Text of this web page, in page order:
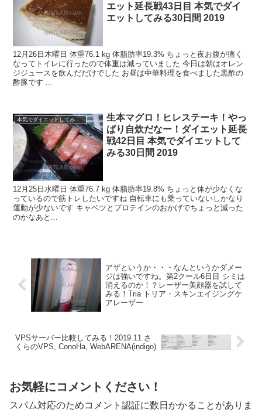
エット延長戦43日目 本気でダイ
エットしてみる30日間 2019
12月26日木曜日 体重76.1 kg 体脂肪率19.3% ちょっと夜お腹が痛く
なってトイレに行ったので体重は減っていました 今日は朝はオレン
ジジュースを飲んだだけでした お昼は中華料理を食べました黒酢の
酢豚です ...
本気でダイエットしてみる30日間！2019.11 -
生本マグロ！ヒレステーキ！やっ
ぱり自炊だなー！ダイエット延長
戦42日目 本気でダイエットして
みる30日間 2019
12月25日水曜日 体重76.7 kg 体脂肪率19.8% ちょっと体が少なくな
っているので筋トレしたいですね 自転車にも乗っていないしかなり
運動が少ないです キャベツとプロテインのおかげでちょっと減った
のかなあと...
アザというか・・・なんというかダメー
ジは強いですね。第2クール6日目 シミは
消えるのか！？レーザー美顔器を試して
みる！Tria トリア・スキンエイジングケ
アレーザー
VPSサーバー比較してみる！2019.11 さ
くらのVPS, ConoHa, WebARENA(indigo)
お気軽にコメントください！
スパム対応のためコメント認証に数日かかることがありま